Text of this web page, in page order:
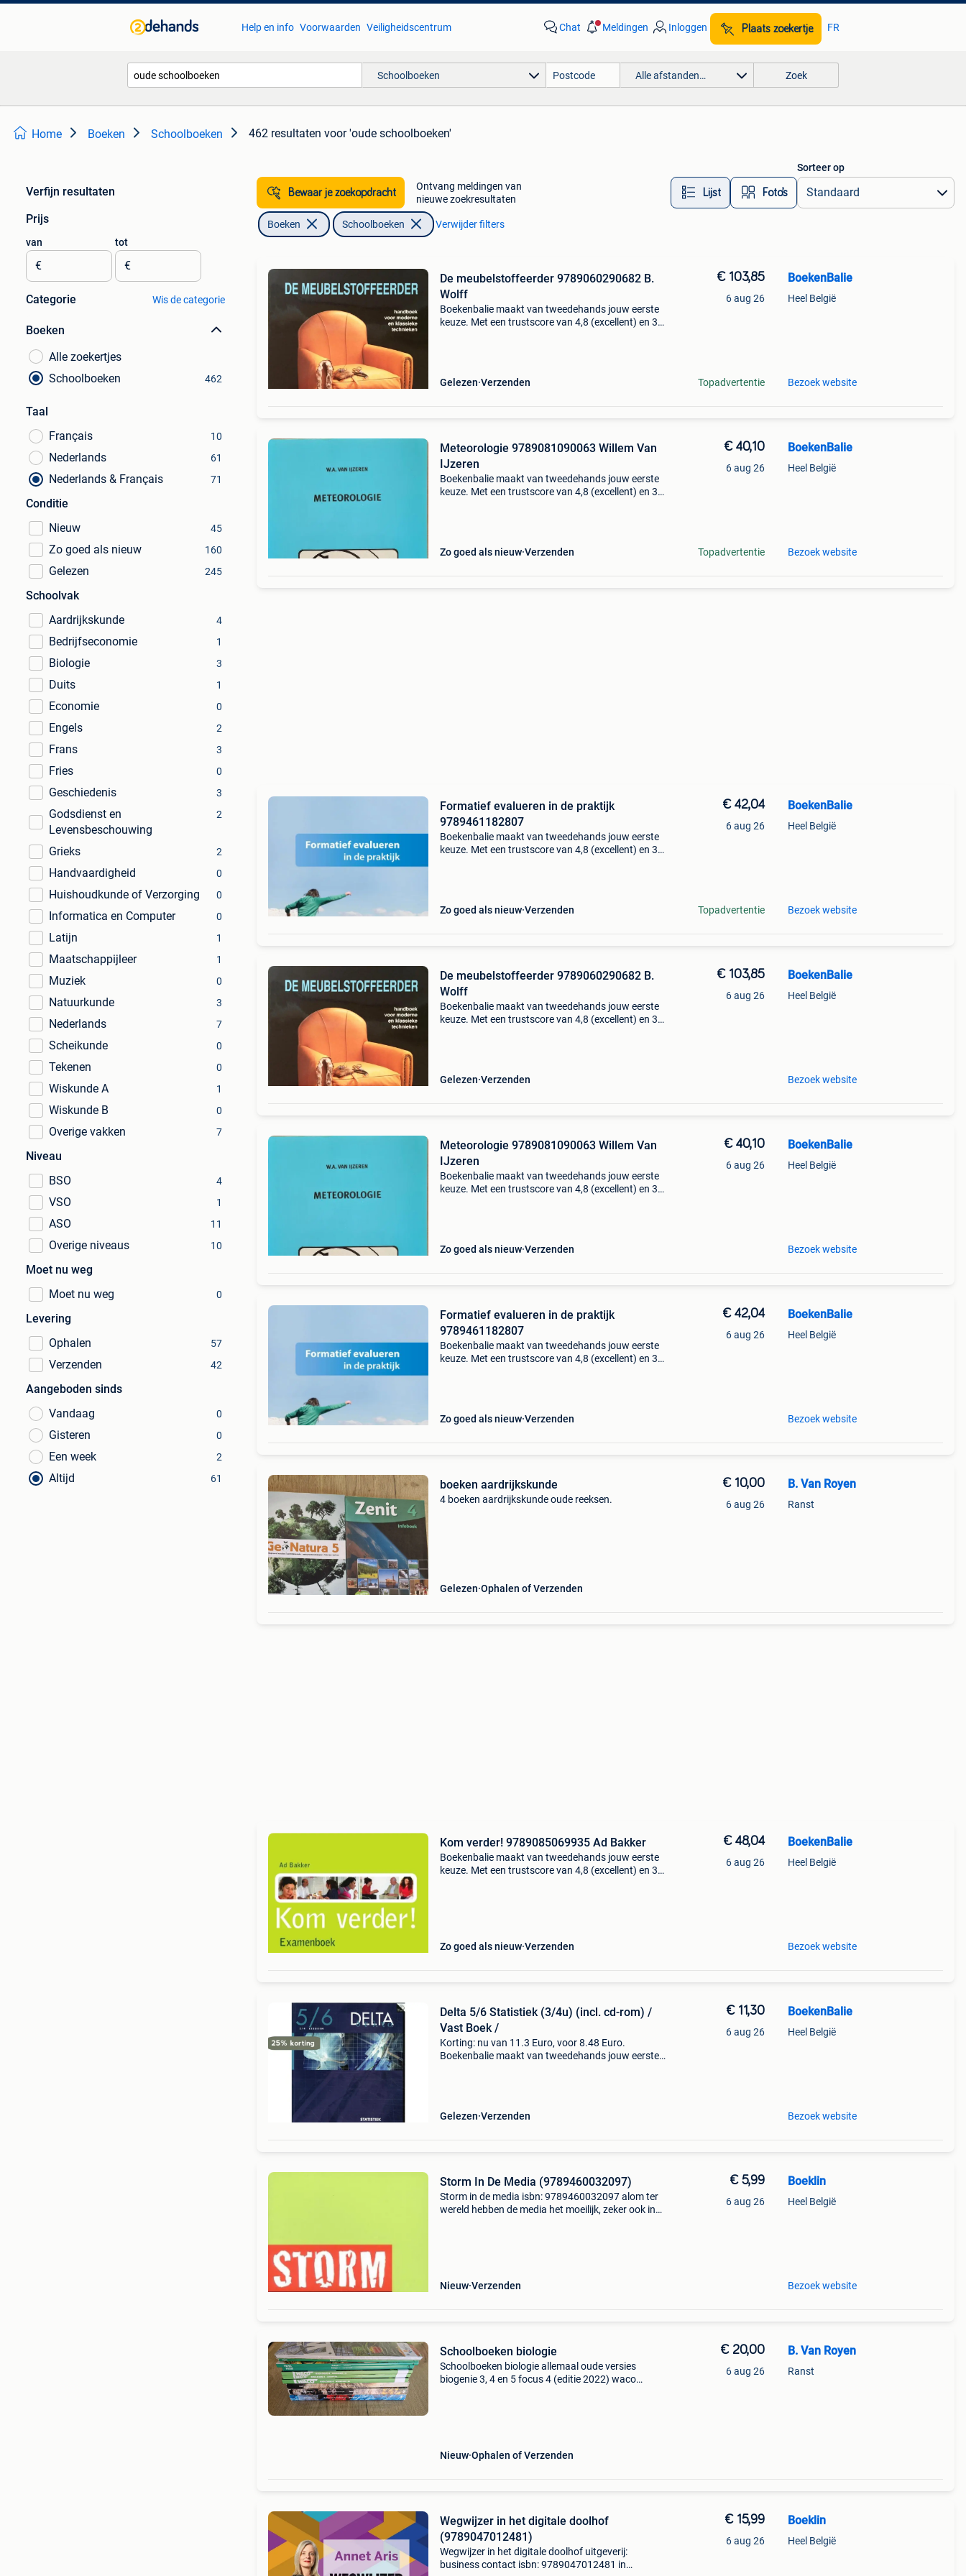
Help en info Voorwaarden Veiligheidscentrum Chat Meldingen Inloggen Plaats zoekertje FR
Schoolboeken Alle afstanden… Zoek
Home Boeken Schoolboeken 462 resultaten voor 'oude schoolboeken'
Verfijn resultaten
Prijs
van
€
tot
€
Categorie Wis de categorie
Boeken
Alle zoekertjes
Schoolboeken
462
Taal
Français
10
Nederlands 61
Nederlands & Français 71
Conditie
Nieuw
45
Zo goed als nieuw 160
Gelezen 245
Schoolvak
Aardrijkskunde
4
Bedrijfseconomie 1
Biologie 3
Duits 1
Economie 0
Engels 2
Frans 3
Fries 0
Geschiedenis 3
Godsdienst en
Levensbeschouwing
2
Grieks 2
Handvaardigheid 0
Huishoudkunde of Verzorging 0
Informatica en Computer 0
Latijn 1
Maatschappijleer 1
Muziek 0
Natuurkunde 3
Nederlands 7
Scheikunde 0
Tekenen 0
Wiskunde A 1
Wiskunde B 0
Overige vakken 7
Niveau
BSO
4
VSO 1
ASO 11
Overige niveaus 10
Moet nu weg
Moet nu weg
0
Levering
Ophalen
57
Verzenden 42
Aangeboden sinds
Vandaag
0
Gisteren 0
Een week 2
Altijd 61
Bewaar je zoekopdracht
Ontvang meldingen van
nieuwe zoekresultaten
Lijst Foto’s
Sorteer op
Boeken Schoolboeken Verwijder filters
De meubelstoffeerder 9789060290682 B.
Wolff
Boekenbalie maakt van tweedehands jouw eerste
keuze. Met een trustscore van 4,8 (excellent) en 30
Gelezen Verzenden
€ 103,85
6 aug 26
Topadvertentie
BoekenBalie
Heel België
Bezoek website
Meteorologie 9789081090063 Willem Van
IJzeren
Boekenbalie maakt van tweedehands jouw eerste
keuze. Met een trustscore van 4,8 (excellent) en 30
Zo goed als nieuw Verzenden
€ 40,10
6 aug 26
Topadvertentie
BoekenBalie
Heel België
Bezoek website
Formatief evalueren in de praktijk
9789461182807
Boekenbalie maakt van tweedehands jouw eerste
keuze. Met een trustscore van 4,8 (excellent) en 30
Zo goed als nieuw Verzenden
€ 42,04
6 aug 26
Topadvertentie
BoekenBalie
Heel België
Bezoek website
De meubelstoffeerder 9789060290682 B.
Wolff
Boekenbalie maakt van tweedehands jouw eerste
keuze. Met een trustscore van 4,8 (excellent) en 30
Gelezen Verzenden
€ 103,85
6 aug 26
BoekenBalie
Heel België
Bezoek website
Meteorologie 9789081090063 Willem Van
IJzeren
Boekenbalie maakt van tweedehands jouw eerste
keuze. Met een trustscore van 4,8 (excellent) en 30
Zo goed als nieuw Verzenden
€ 40,10
6 aug 26
BoekenBalie
Heel België
Bezoek website
Formatief evalueren in de praktijk
9789461182807
Boekenbalie maakt van tweedehands jouw eerste
keuze. Met een trustscore van 4,8 (excellent) en 30
Zo goed als nieuw Verzenden
€ 42,04
6 aug 26
BoekenBalie
Heel België
Bezoek website
boeken aardrijkskunde
4 boeken aardrijkskunde oude reeksen.
Gelezen Ophalen of Verzenden
€ 10,00
6 aug 26
B. Van Royen
Ranst
Kom verder! 9789085069935 Ad Bakker
Boekenbalie maakt van tweedehands jouw eerste
keuze. Met een trustscore van 4,8 (excellent) en 30
Zo goed als nieuw Verzenden
€ 48,04
6 aug 26
BoekenBalie
Heel België
Bezoek website
Delta 5/6 Statistiek (3/4u) (incl. cd-rom) /
Vast Boek /
Korting: nu van 11.3 Euro, voor 8.48 Euro.
Boekenbalie maakt van tweedehands jouw eerste
Gelezen Verzenden
€ 11,30
6 aug 26
BoekenBalie
Heel België
Bezoek website
Storm In De Media (9789460032097)
Storm in de media isbn: 9789460032097 alom ter
wereld hebben de media het moeilijk, zeker ook in
Nieuw Verzenden
€ 5,99
6 aug 26
Boeklin
Heel België
Bezoek website
Schoolboeken biologie
Schoolboeken biologie allemaal oude versies
biogenie 3, 4 en 5 focus 4 (editie 2022) waco
Nieuw Ophalen of Verzenden
€ 20,00
6 aug 26
B. Van Royen
Ranst
Wegwijzer in het digitale doolhof
(9789047012481)
Wegwijzer in het digitale doolhof uitgeverij:
business contact isbn: 9789047012481 in
€ 15,99
6 aug 26
Boeklin
Heel België